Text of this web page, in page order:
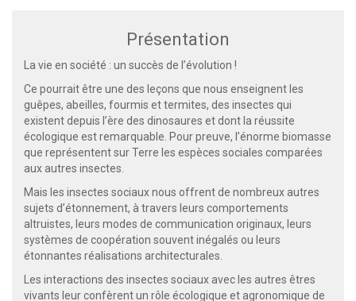
Présentation
La vie en société : un succès de l’évolution !
Ce pourrait être une des leçons que nous enseignent les
guêpes, abeilles, fourmis et termites, des insectes qui
existent depuis l’ère des dinosaures et dont la réussite
écologique est remarquable. Pour preuve, l’énorme biomasse
que représentent sur Terre les espèces sociales comparées
aux autres insectes.
Mais les insectes sociaux nous offrent de nombreux autres
sujets d’étonnement, à travers leurs comportements
altruistes, leurs modes de communication originaux, leurs
systèmes de coopération souvent inégalés ou leurs
étonnantes réalisations architecturales.
Les interactions des insectes sociaux avec les autres êtres
vivants leur confèrent un rôle écologique et agronomique de